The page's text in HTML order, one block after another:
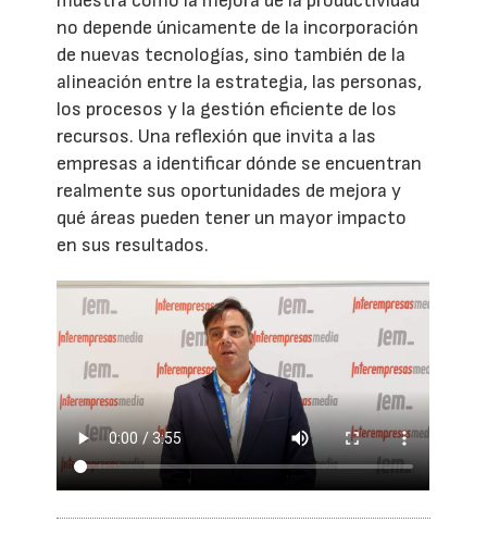
no depende únicamente de la incorporación
de nuevas tecnologías, sino también de la
alineación entre la estrategia, las personas,
los procesos y la gestión eficiente de los
recursos. Una reflexión que invita a las
empresas a identificar dónde se encuentran
realmente sus oportunidades de mejora y
qué áreas pueden tener un mayor impacto
en sus resultados.